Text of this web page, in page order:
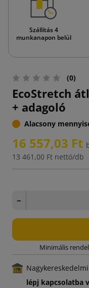
Szállítás 4
munkanapon belül
(0)
EcoStretch
+ adagoló
Alacsony
16 557,03 Ft
13 461,00 Ft nettó/db
−
Minimális
lépj kapcsolatba